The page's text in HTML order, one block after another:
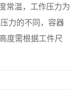
常温，工作压力为
力的不同，容器
度需根据工件尺